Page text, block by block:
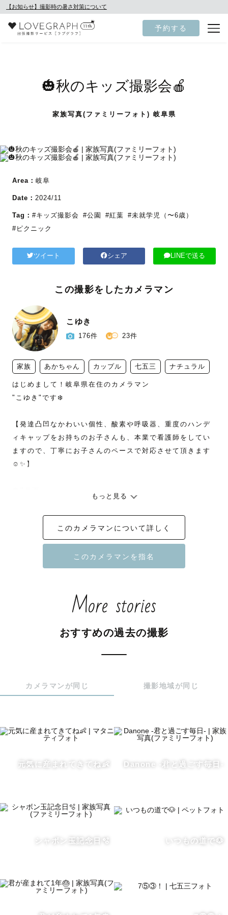
【お知らせ】撮影時の暑さ対策について
予約する
🎃秋のキッズ撮影会🍎
家族写真(ファミリーフォト) 岐阜県
Area： 岐阜
Date： 2024/11
Tag： #キッズ撮影会 #公園 #紅葉 #未就学児（〜6歳）
#ピクニック
ツイート シェア LINEで送る
この撮影をしたカメラマン
こゆき
176件 23件
家族 あかちゃん カップル 七五三 ナチュラル
はじめまして！岐阜県在住のカメラマン
"こゆき"です❄️
【発達凸凹なかわいい個性、酸素や呼吸器、重度のハンデ
ィキャップをお持ちのお子さんも、本業で看護師をしてい
ますので、丁寧にお子さんのペースで対応させて頂きます
☺️✨】
ねこちゃん、わんちゃん、鳥さん、亀さん動物大好き。
ご相談はお気軽に公式LINEにお問い合わせください。
_-.＊_-.＊_-.＊_-.＊_-.＊_-.＊_-.＊_
『何気ない日常から記念日まで「今」を
【"こゆき"について】
❄️普段は看護師💉をしています。
撮影をしたい方もご安心ください！
カタコトですが、精一杯対応します。
もっと見る
このカメラマンについて詳しく
More stories
おすすめの過去の撮影
カメラマンが同じ 撮影地域が同じ
元気に産まれてきてね👶 Danone -君と過ごす毎日-
シャボン玉記念日🫧 いつもの道で🐶